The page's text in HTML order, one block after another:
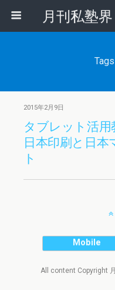
2015年2月9日
タブレット活
日本印刷と日本
ト
Mobile
All content Copyright